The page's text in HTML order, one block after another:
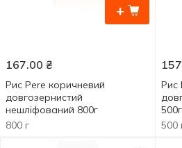
+
167.00 ₴
Рис Pere коричневий
довгозернистий
нешліфований 800г
800 г
Рис
500г
500